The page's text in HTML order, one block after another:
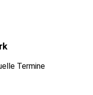
Termine